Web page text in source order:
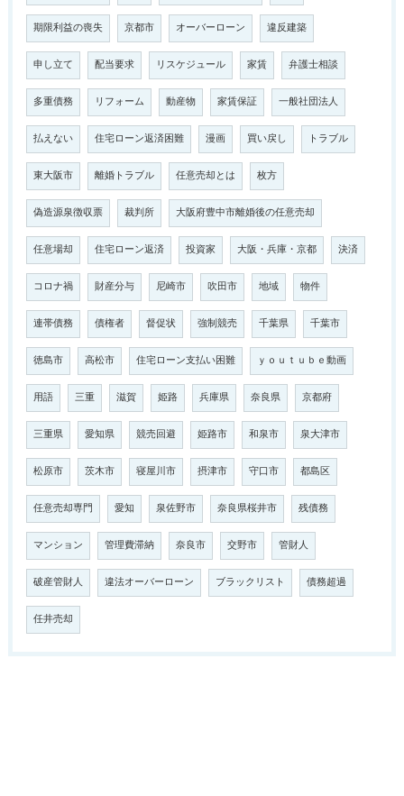
期限利益の喪失 京都市 オーバーローン 違反建築
申し立て 配当要求 リスケジュール 家賃 弁護士相談
多重債務 リフォーム 動産物 家賃保証 一般社団法人
払えない 住宅ローン返済困難 漫画 買い戻し トラブル
東大阪市 離婚トラブル 任意売却とは 枚方
偽造源泉徴収票 裁判所 大阪府豊中市離婚後の任意売却
任意場却 住宅ローン返済 投資家 大阪・兵庫・京都 決済
コロナ禍 財産分与 尼崎市 吹田市 地域 物件
連帯債務 債権者 督促状 強制競売 千葉県 千葉市
徳島市 高松市 住宅ローン支払い困難 ｙｏｕｔｕｂｅ動画
用語 三重 滋賀 姫路 兵庫県 奈良県 京都府
三重県 愛知県 競売回避 姫路市 和泉市 泉大津市
松原市 茨木市 寝屋川市 摂津市 守口市 都島区
任意売却専門 愛知 泉佐野市 奈良県桜井市 残債務
マンション 管理費滞納 奈良市 交野市 管財人
破産管財人 違法オーバーローン ブラックリスト 債務超過
任井売却